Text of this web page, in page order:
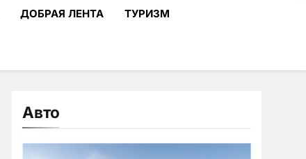
ДОБРАЯ ЛЕНТА ТУРИЗМ
Авто